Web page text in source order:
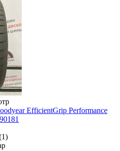
EfficientGrip Performance